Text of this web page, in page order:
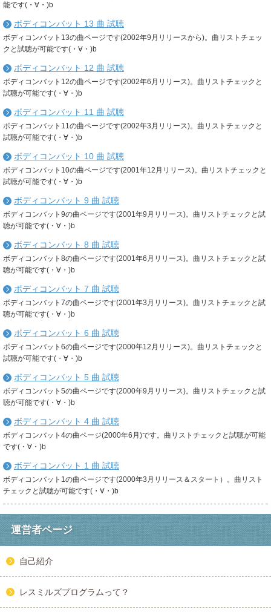
能です(・∀・)b
ボディコンバット 13 曲 試聴
ボディコンバット13の曲ページです(2002年9月リリースから)。曲リストチェッ
クと試聴が可能です(・∀・)b
ボディコンバット 12 曲 試聴
ボディコンバット12の曲ページです(2002年6月リリース)。曲リストチェックと
試聴が可能です(・∀・)b
ボディコンバット 11 曲 試聴
ボディコンバット11の曲ページです(2002年3月リリース)。曲リストチェックと
試聴が可能です(・∀・)b
ボディコンバット 10 曲 試聴
ボディコンバット10の曲ページです(2001年12月リリース)。曲リストチェックと
試聴が可能です(・∀・)b
ボディコンバット 9 曲 試聴
ボディコンバット9の曲ページです(2001年9月リリース)。曲リストチェックと試
聴が可能です(・∀・)b
ボディコンバット 8 曲 試聴
ボディコンバット8の曲ページです(2001年6月リリース)。曲リストチェックと試
聴が可能です(・∀・)b
ボディコンバット 7 曲 試聴
ボディコンバット7の曲ページです(2001年3月リリース)。曲リストチェックと試
聴が可能です(・∀・)b
ボディコンバット 6 曲 試聴
ボディコンバット6の曲ページです(2000年12月リリース)。曲リストチェックと
試聴が可能です(・∀・)b
ボディコンバット 5 曲 試聴
ボディコンバット5の曲ページです(2000年9月リリース)。曲リストチェックと試
聴が可能です(・∀・)b
ボディコンバット 4 曲 試聴
ボディコンバット4の曲ページ(2000年6月)です。曲リストチェックと試聴が可能
です(・∀・)b
ボディコンバット 1 曲 試聴
ボディコンバット1の曲ページです(2000年3月リリース＆スタート）。曲リスト
チェックと試聴が可能です(・∀・)b
運営者ページ
自己紹介
レスミルズプログラムって？